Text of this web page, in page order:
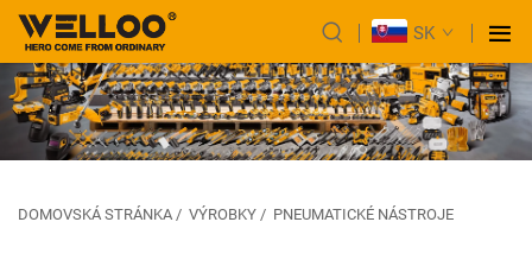
SK
DOMOVSKÁ STRÁNKA / VÝROBKY / PNEUMATICKÉ NÁSTROJE